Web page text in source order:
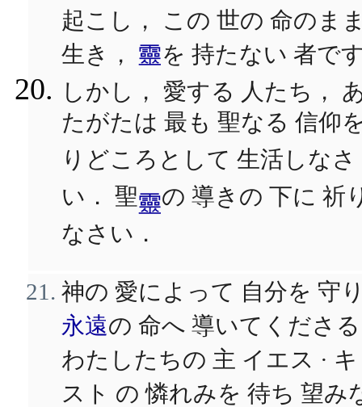
起こし， この 世の 命のま
生き， 靈を 持たない 者で
しかし， 愛する 人たち，
たがたは 最も 聖なる 信仰
りどころとして 生活しなさ
い． 聖靈の 導きの 下に 祈
なさい．
神の 愛によって 自分を 守
永遠の 命へ 導いてくださ
わたしたちの 主 イエス ·
スト の 憐れみを 待ち 望み